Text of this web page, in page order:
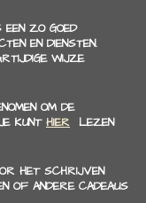
ZO GOED
EN DIENSTEN.
WIJZE
OM DE
KUNT HIER LEZEN
HET SCHRIJVEN
OF ANDERE CADEAUS